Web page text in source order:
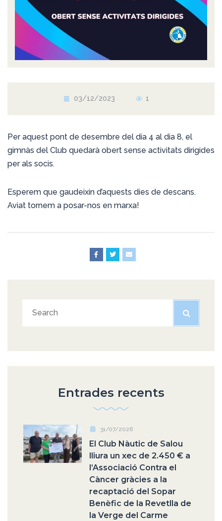
03/12/2023 1
Per aquest pont de desembre del dia 4 al dia 8, el
gimnàs del Club quedarà obert sense activitats dirigides
per als socis.
Esperem que gaudeixin d’aquests dies de descans.
Aviat tornem a posar-nos en marxa!
Entrades recents
31/07/2026
El Club Nàutic de Salou
lliura un xec de 2.450 € a
l’Associació Contra el
Càncer gràcies a la
recaptació del Sopar
Benèfic de la Revetlla de
la Verge del Carme